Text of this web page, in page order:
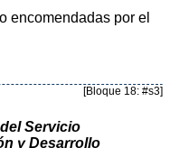
encomendadas por el
[Bloque 18: #s3]
Servicio
y Desarrollo